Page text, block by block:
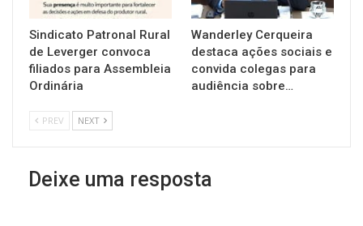
Sindicato Patronal Rural
de Leverger convoca
filiados para Assembleia
Ordinária
Wanderley Cerqueira
destaca ações sociais e
convida colegas para
audiência sobre…
PREV NEXT
Deixe uma resposta